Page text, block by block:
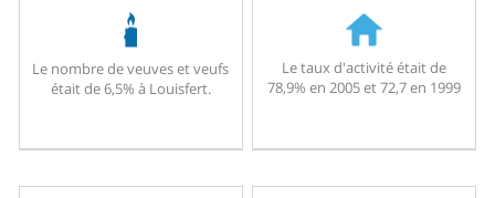
Le nombre de veuves et veufs
était de 6,5% à Louisfert.
Le taux d'activité était de
78,9% en 2005 et 72,7 en 1999